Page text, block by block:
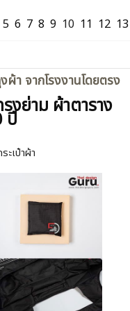
5 6 7 8 9 10 11 12 13
ผ้า จากโรงงานโดยตรง
งย่าม ผ้าตาราง
ปี
ะเป๋าผ้า